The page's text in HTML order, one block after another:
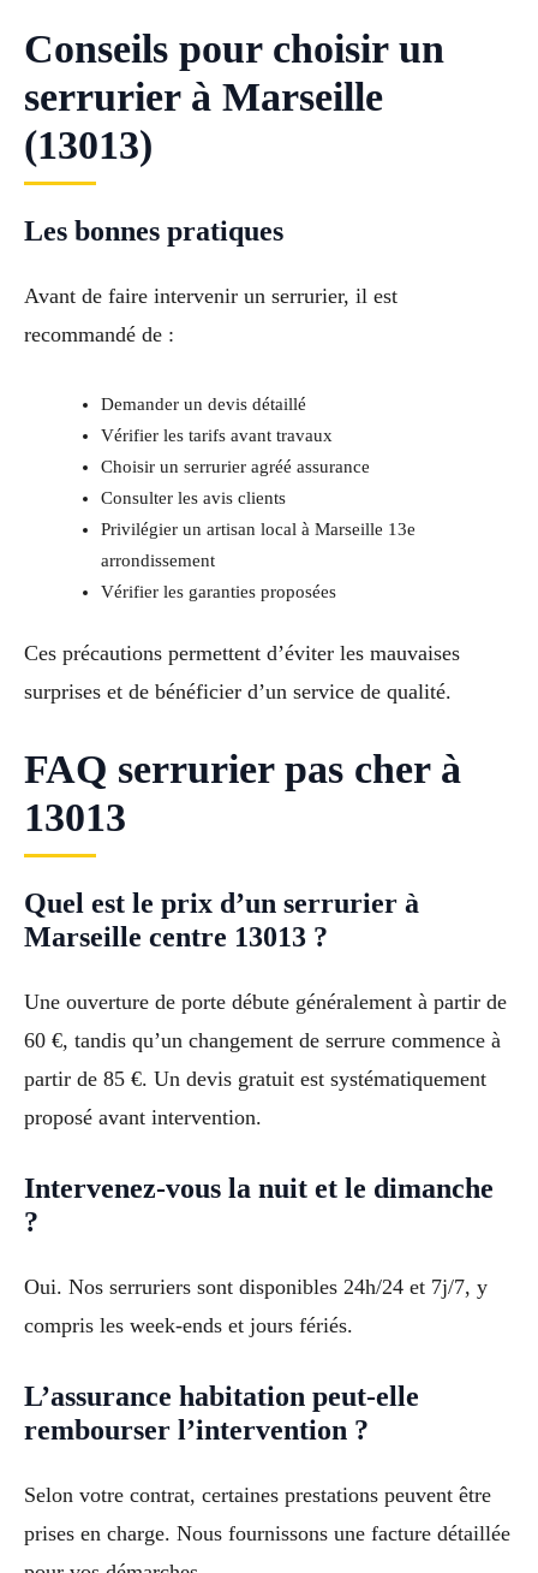
Conseils pour choisir un
serrurier à Marseille
(13013)
Les bonnes pratiques
Avant de faire intervenir un serrurier, il est
recommandé de :
Demander un devis détaillé
Vérifier les tarifs avant travaux
Choisir un serrurier agréé assurance
Consulter les avis clients
Privilégier un artisan local à Marseille 13e
arrondissement
Vérifier les garanties proposées
Ces précautions permettent d’éviter les mauvaises
surprises et de bénéficier d’un service de qualité.
FAQ serrurier pas cher à
13013
Quel est le prix d’un serrurier à
Marseille centre 13013 ?
Une ouverture de porte débute généralement à partir de
60 €, tandis qu’un changement de serrure commence à
partir de 85 €. Un devis gratuit est systématiquement
proposé avant intervention.
Intervenez-vous la nuit et le dimanche
?
Oui. Nos serruriers sont disponibles 24h/24 et 7j/7, y
compris les week-ends et jours fériés.
L’assurance habitation peut-elle
rembourser l’intervention ?
Selon votre contrat, certaines prestations peuvent être
prises en charge. Nous fournissons une facture détaillée